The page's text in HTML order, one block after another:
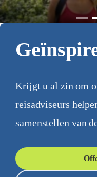
Krijgt u al zin om
reisadviseurs
samenstellen van